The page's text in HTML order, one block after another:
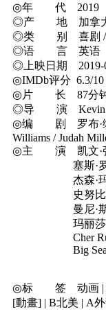
◎年 代 2019
◎产 地 加拿大 /
◎类 别 喜剧 /
◎语 言 英语
◎上映日期 2019-
◎IMDb评分 6.3/10
◎片 长 87分
◎导 演 Kevin
◎编 剧 罗布·缪
Williams / Judah
◎主 演 凯文·张
塞斯·罗林
杰森·玛耶兹
史努比狗狗
曼尼·斯特里
玛丽莎·贾里特
Cher
Big
◎标 签 动画 | 家
[動畫] | B北美 | A